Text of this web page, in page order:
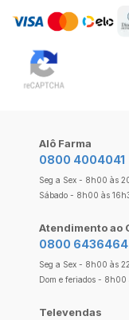
Alô Farma
0800 4004041
Seg a Sex - 8h00 às
Sábado - 8h00 às
Atendimento ao
0800 6436464
Seg a Sex - 8h00 às
Dom e feriados -
Televendas